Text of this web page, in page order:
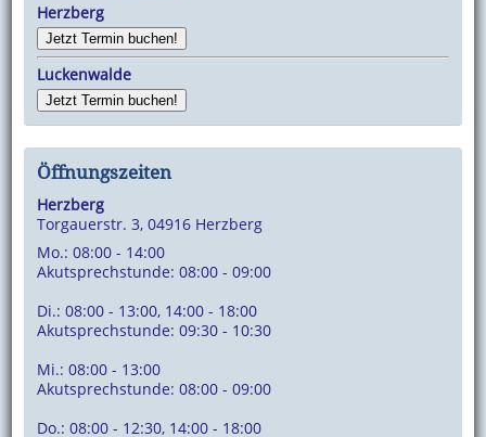
Herzberg
Jetzt Termin buchen!
Luckenwalde
Jetzt Termin buchen!
Öffnungszeiten
Herzberg
Torgauerstr. 3, 04916 Herzberg
Mo.: 08:00 - 14:00
Akutsprechstunde: 08:00 - 09:00
Di.: 08:00 - 13:00, 14:00 - 18:00
Akutsprechstunde: 09:30 - 10:30
Mi.: 08:00 - 13:00
Akutsprechstunde: 08:00 - 09:00
Do.: 08:00 - 12:30, 14:00 - 18:00